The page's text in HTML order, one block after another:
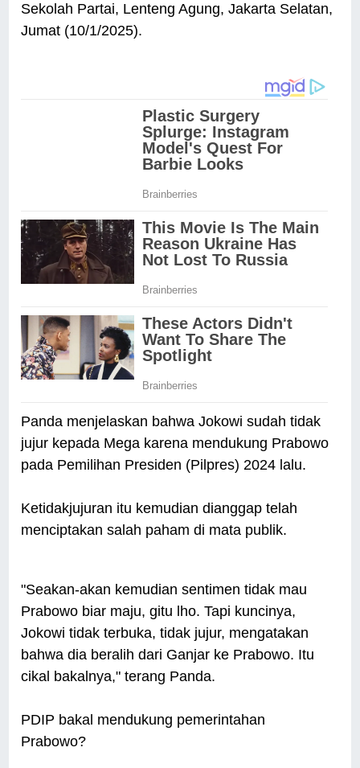
Sekolah Partai, Lenteng Agung, Jakarta Selatan,
Jumat (10/1/2025).
Panda menjelaskan bahwa Jokowi sudah tidak
jujur kepada Mega karena mendukung Prabowo
pada Pemilihan Presiden (Pilpres) 2024 lalu.
Ketidakjujuran itu kemudian dianggap telah
menciptakan salah paham di mata publik.
"Seakan-akan kemudian sentimen tidak mau
Prabowo biar maju, gitu lho. Tapi kuncinya,
Jokowi tidak terbuka, tidak jujur, mengatakan
bahwa dia beralih dari Ganjar ke Prabowo. Itu
cikal bakalnya," terang Panda.
PDIP bakal mendukung pemerintahan
Prabowo?